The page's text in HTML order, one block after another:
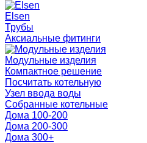
Elsen
Трубы
Аксиальные фитинги
Модульные изделия
Компактное решение
Посчитать котельную
Узел ввода воды
Собранные котельные
Дома 100-200
Дома 200-300
Дома 300+